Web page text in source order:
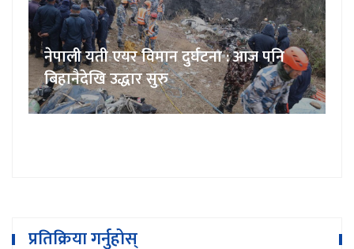
नेपाली यती एयर विमान दुर्घटना : आज पनि
बिहानैदेखि उद्धार सुरु
प्रतिक्रिया गर्नुहोस्